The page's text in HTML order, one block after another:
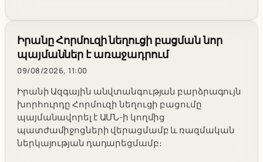
Իրանը Հորմուզի նեղուցի բացման նոր
պայմաններ է առաջադրում
09/08/2026, 11:00
Իրանի Ազգային անվտանգության բարձրագույն
խորհուրդը Հորմուզի նեղուցի բացումը
պայմանավորել է ԱՄՆ-ի կողմից
պատժամիջոցների վերացմամբ և ռազմական
ներկայության դադարեցմամբ։